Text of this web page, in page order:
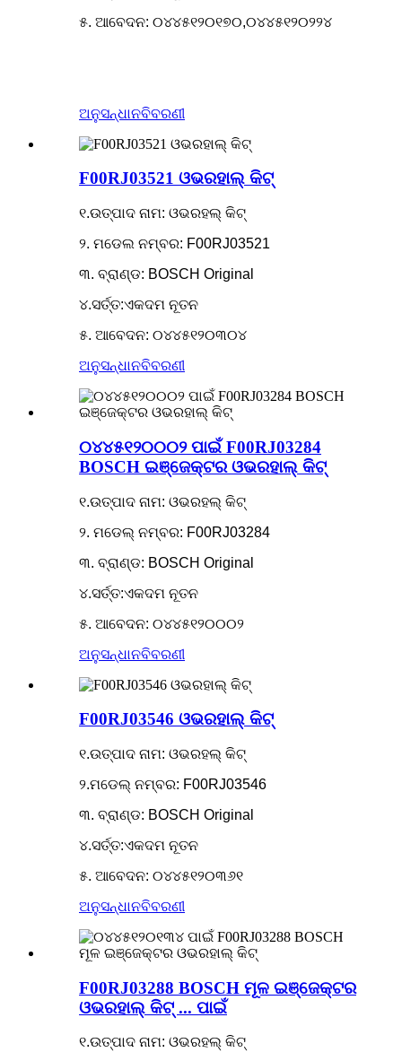
୫. ଆବେଦନ: ୦୪୪୫୧୨୦୧୭୦,୦୪୪୫୧୨୦୨୨୪
ଅନୁସନ୍ଧାନବିବରଣୀ
F00RJ03521 ଓଭରହାଲ୍ କିଟ୍
୧.ଉତ୍ପାଦ ନାମ: ଓଭରହଲ୍ କିଟ୍
୨. ମଡେଲ ନମ୍ବର: F00RJ03521
୩. ବ୍ରାଣ୍ଡ: BOSCH Original
୪.ସର୍ତ୍ତ:ଏକଦମ ନୂତନ
୫. ଆବେଦନ: ୦୪୪୫୧୨୦୩୦୪
ଅନୁସନ୍ଧାନବିବରଣୀ
୦୪୪୫୧୨୦୦୦୨ ପାଇଁ F00RJ03284
BOSCH ଇଞ୍ଜେକ୍ଟର ଓଭରହାଲ୍ କିଟ୍
୧.ଉତ୍ପାଦ ନାମ: ଓଭରହଲ୍ କିଟ୍
୨. ମଡେଲ୍ ନମ୍ବର: F00RJ03284
୩. ବ୍ରାଣ୍ଡ: BOSCH Original
୪.ସର୍ତ୍ତ:ଏକଦମ ନୂତନ
୫. ଆବେଦନ: ୦୪୪୫୧୨୦୦୦୨
ଅନୁସନ୍ଧାନବିବରଣୀ
F00RJ03546 ଓଭରହାଲ୍ କିଟ୍
୧.ଉତ୍ପାଦ ନାମ: ଓଭରହଲ୍ କିଟ୍
୨.ମଡେଲ୍ ନମ୍ବର: F00RJ03546
୩. ବ୍ରାଣ୍ଡ: BOSCH Original
୪.ସର୍ତ୍ତ:ଏକଦମ ନୂତନ
୫. ଆବେଦନ: ୦୪୪୫୧୨୦୩୬୧
ଅନୁସନ୍ଧାନବିବରଣୀ
F00RJ03288 BOSCH ମୂଳ ଇଞ୍ଜେକ୍ଟର
ଓଭରହାଲ୍ କିଟ୍ ... ପାଇଁ
୧.ଉତ୍ପାଦ ନାମ: ଓଭରହଲ୍ କିଟ୍